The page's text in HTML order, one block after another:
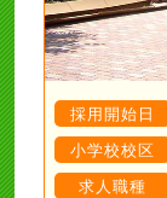
採用開始日
小学校校区
求人職種